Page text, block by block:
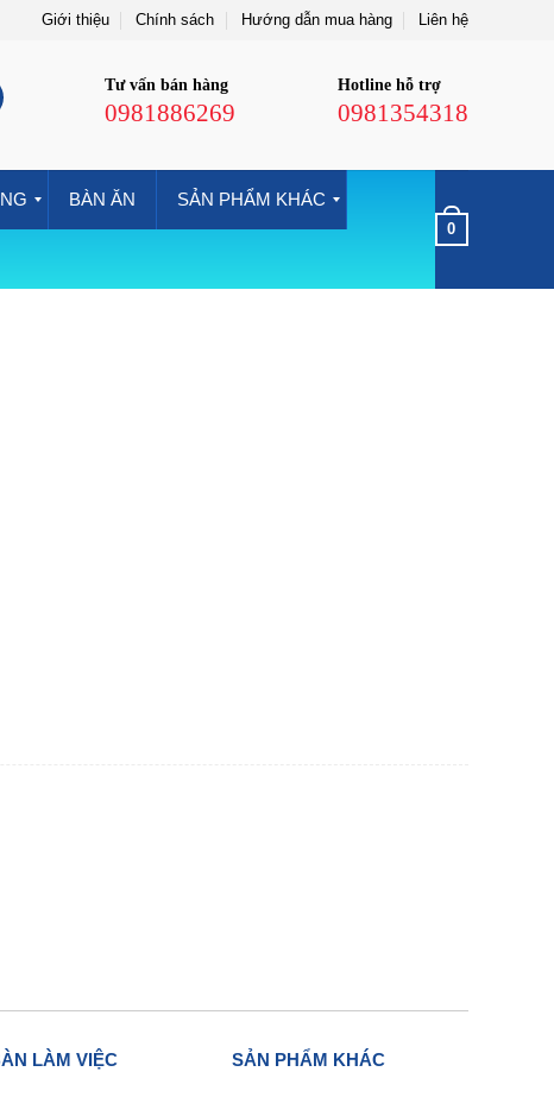
Giới thiệu Chính sách Hướng dẫn mua hàng Liên hệ
Tư vấn bán hàng
0981886269
Hotline hỗ trợ
0981354318
BÀN ĂN SẢN PHẨM KHÁC
0
LÀM VIỆC SẢN PHẨM KHÁC